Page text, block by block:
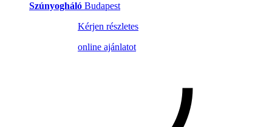
Szúnyogháló Budapest
Kérjen részletes
online ajánlatot